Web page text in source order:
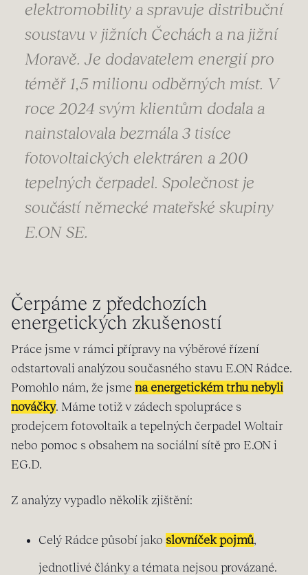
elektromobility a spravuje distribuční
soustavu v jižních Čechách a na jižní
Moravě. Je dodavatelem energií pro
téměř 1,5 milionu odběrných míst. V
roce 2024 svým klientům dodala a
nainstalovala bezmála 3 tisíce
fotovoltaických elektráren a 200
tepelných čerpadel. Společnost je
součástí německé mateřské skupiny
E.ON SE.
Čerpáme z předchozích
energetických zkušeností
Práce jsme v rámci přípravy na výběrové řízení
odstartovali analýzou současného stavu E.ON Rádce.
Pomohlo nám, že jsme na energetickém trhu nebyli
nováčky. Máme totiž v zádech spolupráce s
prodejcem fotovoltaik a tepelných čerpadel Woltair
nebo pomoc s obsahem na sociální sítě pro E.ON i
EG.D.
Z analýzy vypadlo několik zjištění:
Celý Rádce působí jako slovníček pojmů,
jednotlivé články a témata nejsou provázané.